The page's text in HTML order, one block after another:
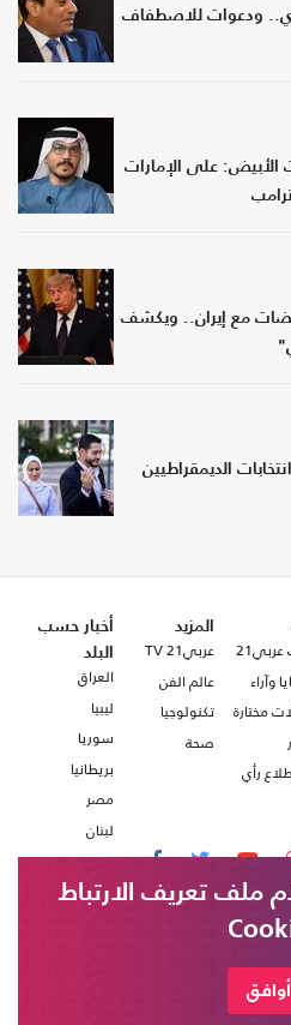
ودعوات للاصطفاف
الأبيض: على الإمارات
مع إيران.. ويكشف
الديمقراطيين
وآراء
مختارة
رأي
المزيد
عربي21 TV
عالم الفن
تكنولوجيا
صحة
أخبار حسب
البلد
العراق
ليبيا
سوريا
بريطانيا
مصر
لبنان
ملف تعريف الارتباط
أوافق